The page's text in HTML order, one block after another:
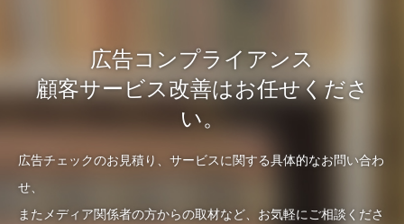
広告コンプライアンス
顧客サービス改善はお任せくださ
い。
広告チェックのお見積り、サービスに関する具体的なお問い合わ
せ、
またメディア関係者の方からの取材など、お気軽にご相談くださ